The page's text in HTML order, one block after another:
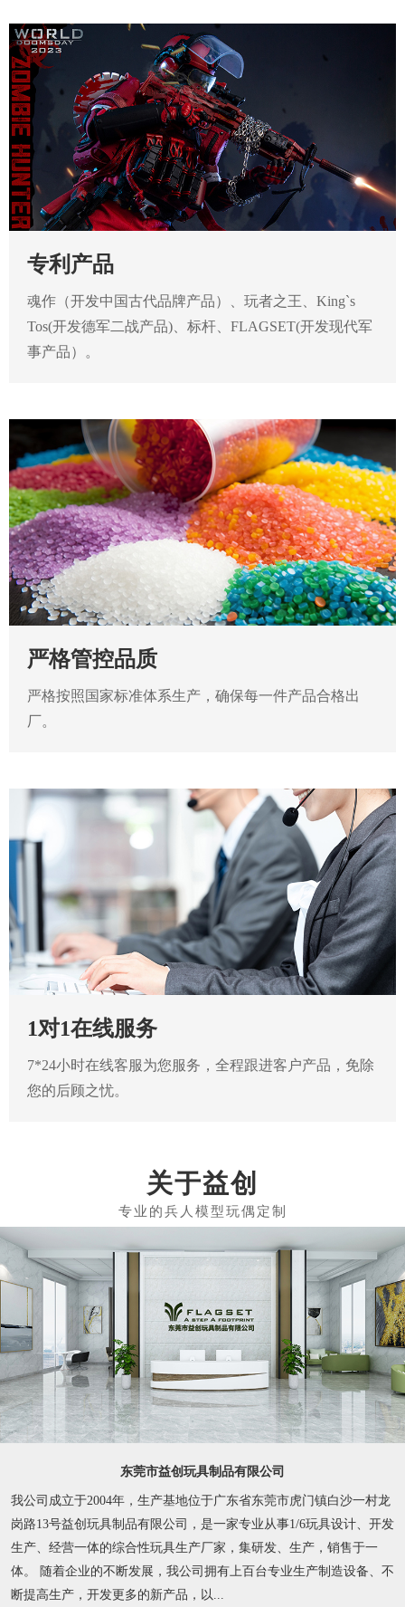
专利产品
魂作（开发中国古代品牌产品）、玩者之王、King`s
Tos(开发德军二战产品)、标杆、FLAGSET(开发现代军
事产品）。
严格管控品质
严格按照国家标准体系生产，确保每一件产品合格出
厂。
1对1在线服务
7*24小时在线客服为您服务，全程跟进客户产品，免除
您的后顾之忧。
关于益创
东莞市益创玩具制品有限公司
我公司成立于2004年，生产基地位于广东省东莞市虎门镇白沙一村龙
岗路13号益创玩具制品有限公司，是一家专业从事1/6玩具设计、开发
生产、经营一体的综合性玩具生产厂家，集研发、生产，销售于一
体。 随着企业的不断发展，我公司拥有上百台专业生产制造设备、不
断提高生产，开发更多的新产品，以...